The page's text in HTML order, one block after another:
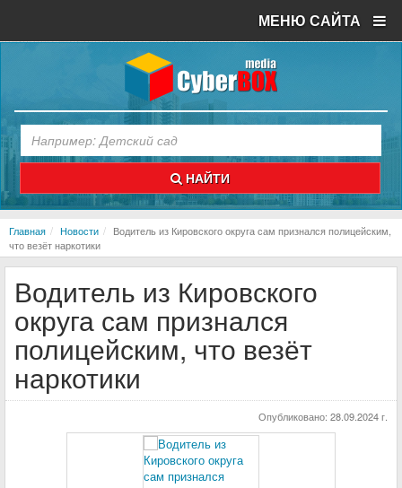
МЕНЮ САЙТА
НАЙТИ
Главная Новости
Водитель из Кировского округа сам признался полицейским,
что везёт наркотики
Водитель из Кировского
округа сам признался
полицейским, что везёт
наркотики
Опубликовано: 28.09.2024 г.